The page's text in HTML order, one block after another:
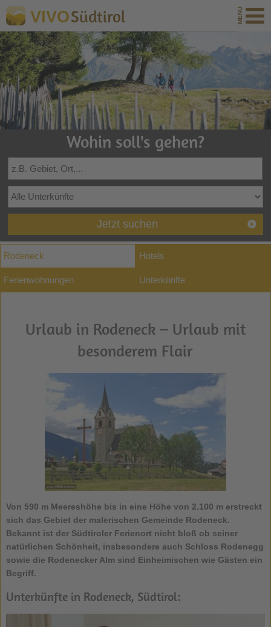
VIVOSüdtirol
Wohin soll's gehen?
Jetzt suchen
Rodeneck Hotels
Ferienwohnungen Unterkünfte
Urlaub in Rodeneck – Urlaub mit
besonderem Flair
Von 590 m Meereshöhe bis in eine Höhe von 2.100 m erstreckt
sich das Gebiet der malerischen Gemeinde Rodeneck.
Bekannt ist der Südtiroler Ferienort nicht bloß ob seiner
natürlichen Schönheit, insbesondere auch Schloss Rodenegg
sowie die Rodenecker Alm sind Einheimischen wie Gästen ein
Begriff.
Unterkünfte in Rodeneck, Südtirol: